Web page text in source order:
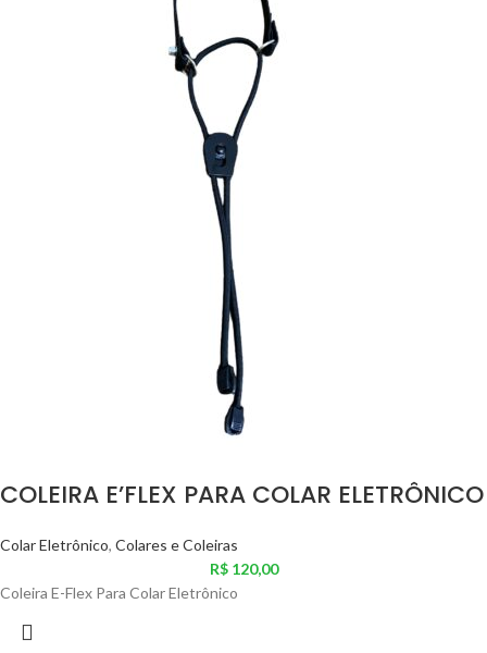
COLEIRA E’FLEX PARA COLAR ELETRÔNICO
Colar Eletrônico, Colares e Coleiras
R$120,00
Coleira E-Flex Para Colar Eletrônico